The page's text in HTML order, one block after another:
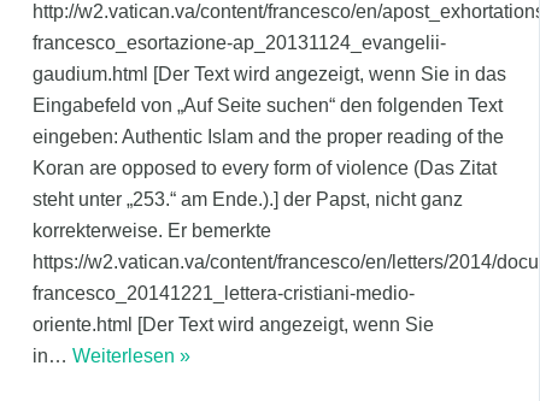
http://w2.vatican.va/content/francesco/en/
francesco_esortazione-ap_20131124_evangelii-
gaudium.html [Der Text wird angezeigt, wenn Sie in das
Eingabefeld von „Auf Seite suchen“ den folgenden Text
eingeben: Authentic Islam and the proper reading of the
Koran are opposed to every form of violence (Das Zitat
steht unter „253.“ am Ende.).] der Papst, nicht ganz
korrekterweise. Er bemerkte
https://w2.vatican.va/content/francesco/en/letters/2014/
francesco_20141221_lettera-cristiani-medio-
oriente.html [Der Text wird angezeigt, wenn Sie
in… Weiterlesen »